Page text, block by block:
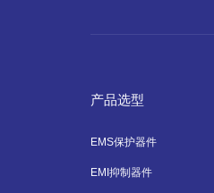
产品选型
EMS保护器件
EMI抑制器件